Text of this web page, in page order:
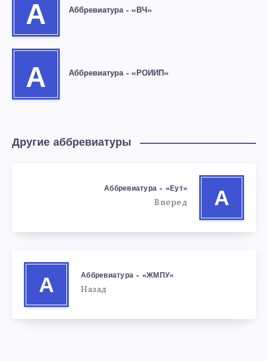
А Аббревиатура – «ВЧ»
А Аббревиатура – «РОИИП»
Другие аббревиатуры
А
Аббревиатура – «Еут»
Вперед
А
Аббревиатура – «ЖМПУ»
Назад